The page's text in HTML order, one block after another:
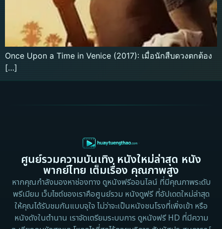
Once Upon a Time in Venice (2017): เมื่อนักสืบดวงตกต้อง
[…]
ศูนย์รวมความบันเทิง หนังใหม่ล่าสุด หนัง
พากย์ไทย เต็มเรื่อง คุณภาพสูง
หากคุณกำลังมองหาช่องทาง ดูหนังฟรีออนไลน์ ที่มีคุณภาพระดับ
พรีเมียม เว็บไซต์ของเราคือศูนย์รวม หนังดูฟรี ที่อัปเดตใหม่ล่าสุด
ให้คุณได้รับชมกันแบบจุใจ ไม่ว่าจะเป็นหนังชนโรงที่เพิ่งเข้า หรือ
หนังดังในตำนาน เราจัดเตรียมระบบการ ดูหนังฟรี HD ที่มีความ